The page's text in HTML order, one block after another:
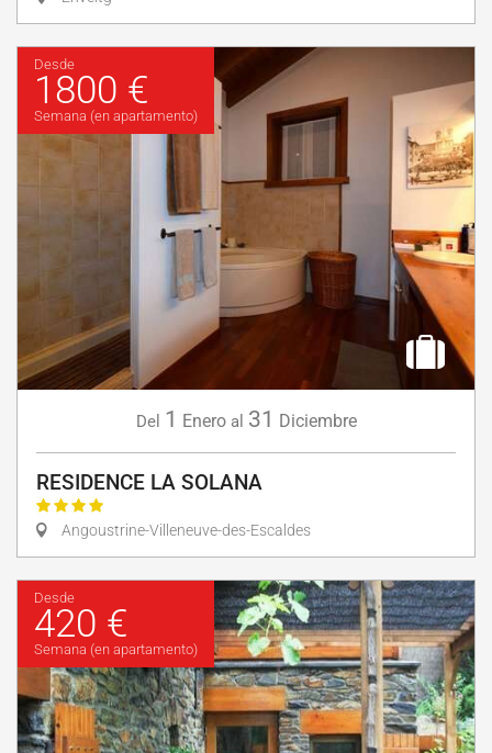
Desde
1800 €
Semana (en apartamento)
Del 1 Enero al 31 Diciembre
RESIDENCE LA SOLANA
Angoustrine-Villeneuve-des-Escaldes
Desde
420 €
Semana (en apartamento)